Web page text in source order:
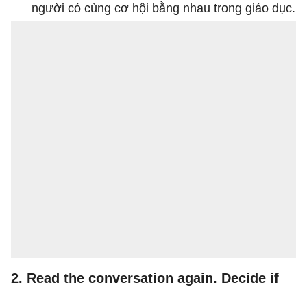
người có cùng cơ hội bằng nhau trong giáo dục.
2. Read the conversation again. Decide if